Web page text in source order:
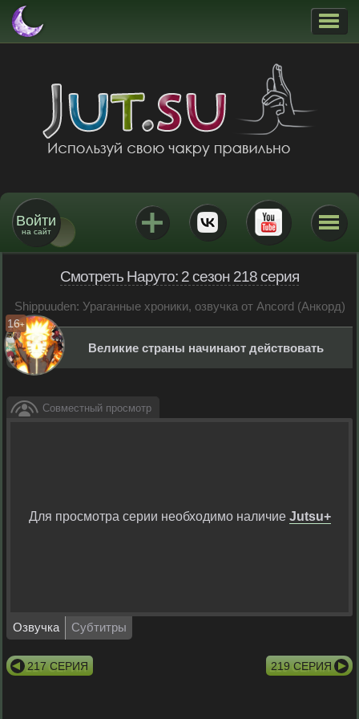
Войти
на сайт
Смотреть Наруто: 2 сезон 218 серия
Shippuuden: Ураганные хроники, озвучка от Ancord (Анкорд)
16+
Великие страны начинают действовать
Совместный просмотр
Для просмотра серии необходимо наличие Jutsu+
Озвучка Субтитры
217 СЕРИЯ 219 СЕРИЯ